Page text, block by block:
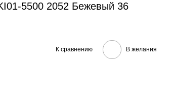
5500 2052 Бежевый 36
К сравнению В желания